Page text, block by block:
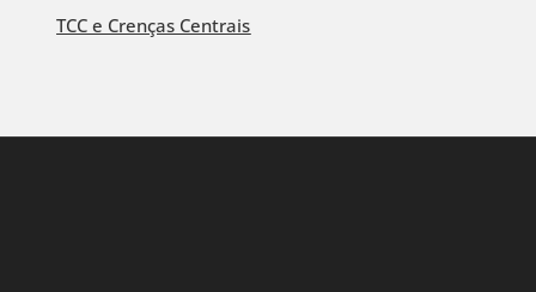
TCC e Crenças Centrais